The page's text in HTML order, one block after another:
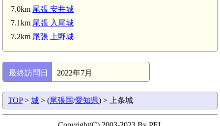
7.0km 尾張 安井城
7.1km 尾張 入尾城
7.2km 尾張 上野城
最終訪問日 2022年7月
TOP> 城 > (尾張国/愛知県) > 上条城